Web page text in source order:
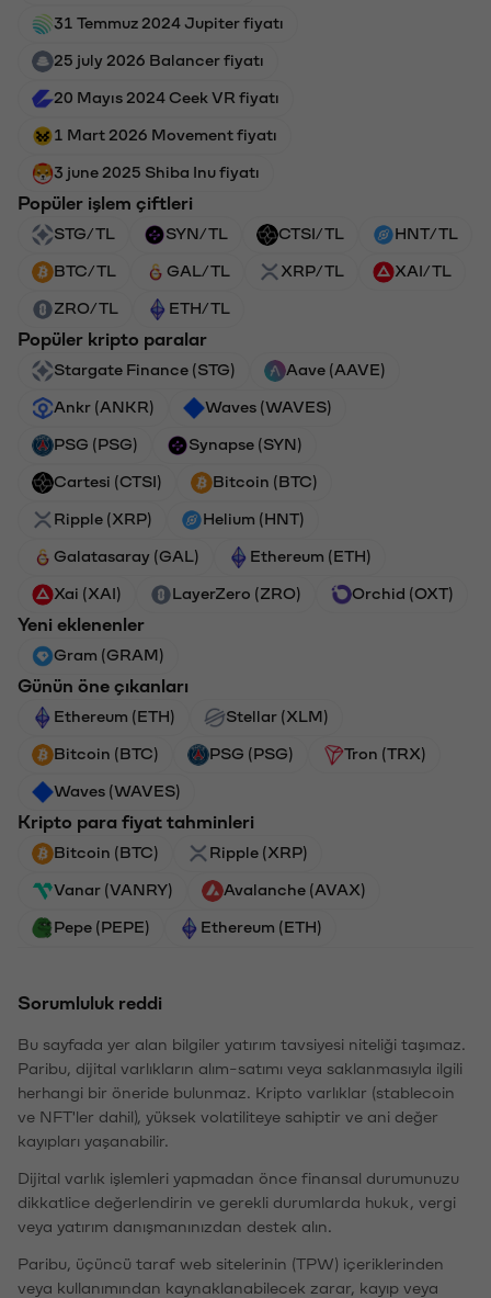
31 Temmuz 2024 Jupiter fiyatı
25 july 2026 Balancer fiyatı
20 Mayıs 2024 Ceek VR fiyatı
1 Mart 2026 Movement fiyatı
3 june 2025 Shiba Inu fiyatı
Popüler işlem çiftleri
STG/TL SYN/TL CTSI/TL HNT/TL
BTC/TL GAL/TL XRP/TL XAI/TL
ZRO/TL ETH/TL
Popüler kripto paralar
Stargate Finance (STG) Aave (AAVE)
Ankr (ANKR) Waves (WAVES)
PSG (PSG) Synapse (SYN)
Cartesi (CTSI) Bitcoin (BTC)
Ripple (XRP) Helium (HNT)
Galatasaray (GAL) Ethereum (ETH)
Xai (XAI) LayerZero (ZRO) Orchid (OXT)
Yeni eklenenler
Gram (GRAM)
Günün öne çıkanları
Ethereum (ETH) Stellar (XLM)
Bitcoin (BTC) PSG (PSG) Tron (TRX)
Waves (WAVES)
Kripto para fiyat tahminleri
Bitcoin (BTC) Ripple (XRP)
Vanar (VANRY) Avalanche (AVAX)
Pepe (PEPE) Ethereum (ETH)
Sorumluluk reddi
Bu sayfada yer alan bilgiler yatırım tavsiyesi niteliği taşımaz.
Paribu, dijital varlıkların alım-satımı veya saklanmasıyla ilgili
herhangi bir öneride bulunmaz. Kripto varlıklar (stablecoin
ve NFT'ler dahil), yüksek volatiliteye sahiptir ve ani değer
kayıpları yaşanabilir.
Dijital varlık işlemleri yapmadan önce finansal durumunuzu
dikkatlice değerlendirin ve gerekli durumlarda hukuk, vergi
veya yatırım danışmanınızdan destek alın.
Paribu, üçüncü taraf web sitelerinin (TPW) içeriklerinden
veya kullanımından kaynaklanabilecek zarar, kayıp veya